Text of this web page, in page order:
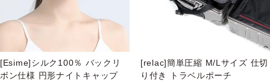
[Esime]シルク100％ バックリ
ボン仕様 円形ナイトキャップ
[relac]簡単圧縮 M/Lサイズ 仕切
り付き トラベルポーチ